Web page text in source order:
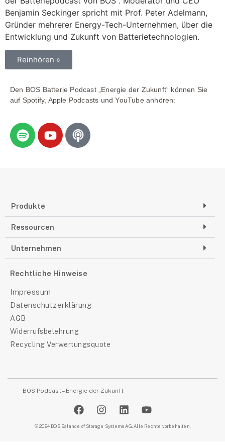
Benjamin Seckinger spricht mit Prof. Peter Adelmann,
Gründer mehrerer Energy-Tech-Unternehmen, über die
Entwicklung und Zukunft von Batterietechnologien.
Reinhören »
Den BOS Batterie Podcast „Energie der Zukunft“ können Sie
auf Spotify, Apple Podcasts und YouTube anhören:
Produkte
Ressourcen
Unternehmen
Rechtliche Hinweise
Impressum
Datenschutzerklärung
AGB
Widerrufsbelehrung
Recycling Verwertungsquote
BOS Podcast – Energie der Zukunft
© 2024 BOS Balance of Storage Systems AG. Alle Rechte vorbehalten.